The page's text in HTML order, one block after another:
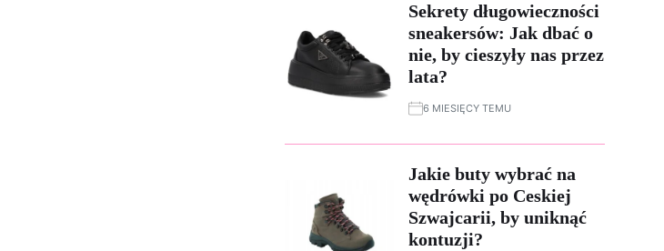
Sekrety długowieczności
sneakersów: Jak dbać o
nie, by cieszyły nas przez
lata?
6 MIESIĘCY TEMU
Jakie buty wybrać na
wędrówki po Ceskiej
Szwajcarii, by uniknąć
kontuzji?